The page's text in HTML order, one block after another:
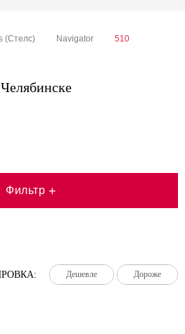
(Стелс) Navigator 510
Фильтр +
Дешевле
Дешевле
Дешевле Дороже
Дороже
Дороже